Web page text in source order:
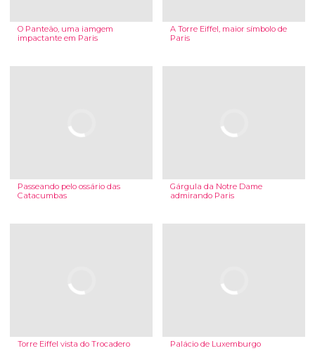
O Panteão, uma iamgem
impactante em Paris
A Torre Eiffel, maior símbolo de
Paris
Passeando pelo ossário das
Catacumbas
Gárgula da Notre Dame
admirando Paris
Torre Eiffel vista do Trocadero Palácio de Luxemburgo